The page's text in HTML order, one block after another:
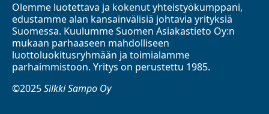
Olemme luotettava ja kokenut yhteistyökumppani,
edustamme alan kansainvälisiä johtavia yrityksiä
Suomessa. Kuulumme Suomen Asiakastieto Oy:n
mukaan parhaaseen mahdolliseen
luottoluokitusryhmään ja toimialamme
parhaimmistoon. Yritys on perustettu 1985.
©2025Silkki Sampo Oy